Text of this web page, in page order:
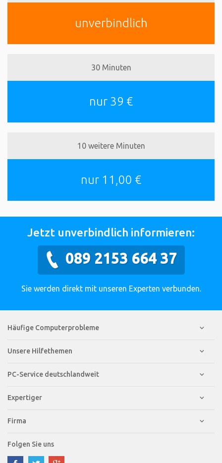
unverbindlich
30 Minuten
nur 39 €
10 weitere Minuten
nur 11,00 €
Jetzt unverbindlich informieren:
089 2153 664 37
Sie werden direkt mit unseren Experten verbunden.
Häufige Computerprobleme
Unsere Hilfethemen
PC-Service deutschlandweit
Expertiger
Firma
Folgen Sie uns